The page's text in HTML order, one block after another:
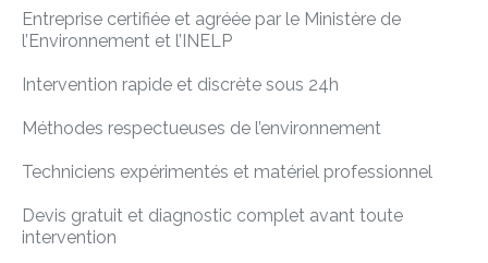
Entreprise certifiée et agréée par le Ministère de
l’Environnement et l’INELP
Intervention rapide et discrète sous 24h
Méthodes respectueuses de l’environnement
Techniciens expérimentés et matériel professionnel
Devis gratuit et diagnostic complet avant toute
intervention